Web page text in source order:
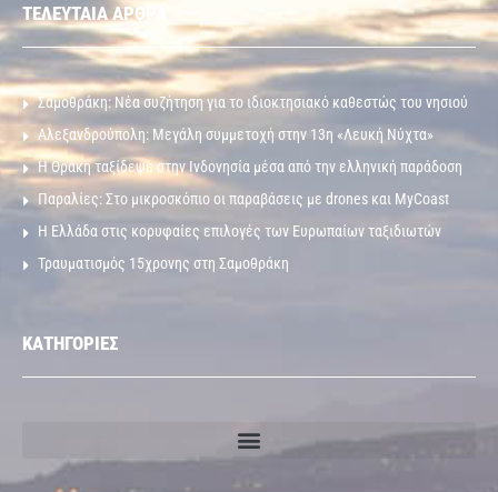
ΤΕΛΕΥΤΑΙΑ ΑΡΘΡΑ
Σαμοθράκη: Νέα συζήτηση για το ιδιοκτησιακό καθεστώς του νησιού
Αλεξανδρούπολη: Μεγάλη συμμετοχή στην 13η «Λευκή Νύχτα»
Η Θράκη ταξίδεψε στην Ινδονησία μέσα από την ελληνική παράδοση
Παραλίες: Στο μικροσκόπιο οι παραβάσεις με drones και MyCoast
Η Ελλάδα στις κορυφαίες επιλογές των Ευρωπαίων ταξιδιωτών
Τραυματισμός 15χρονης στη Σαμοθράκη
ΚΑΤΗΓΟΡΙΕΣ